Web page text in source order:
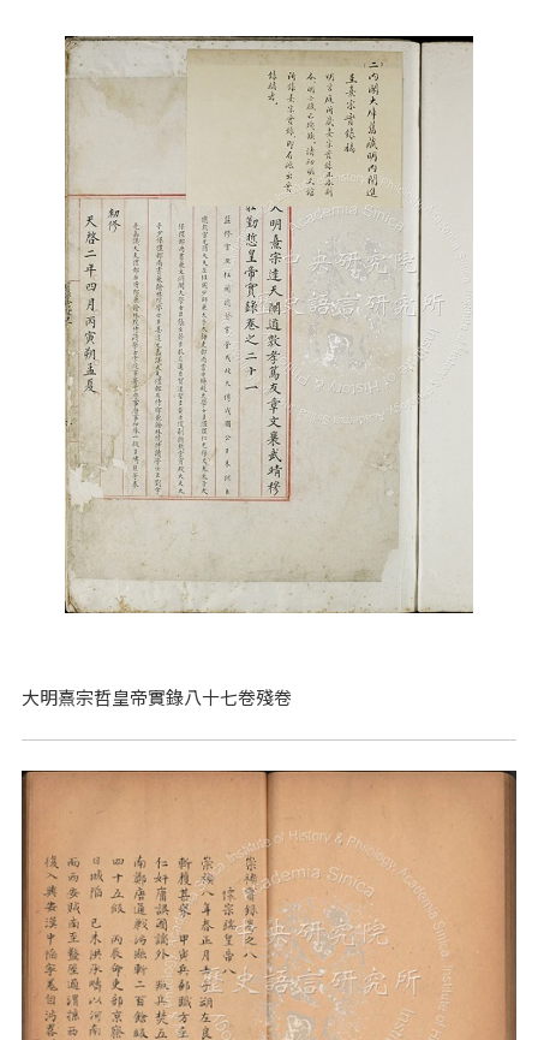
大明熹宗哲皇帝實錄八十七卷殘卷